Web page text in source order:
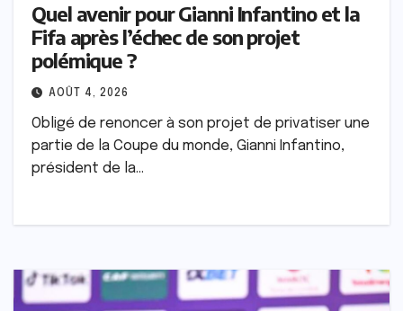
Quel avenir pour Gianni Infantino et la
Fifa après l’échec de son projet
polémique ?
AOÛT 4, 2026
Obligé de renoncer à son projet de privatiser une
partie de la Coupe du monde, Gianni Infantino,
président de la…